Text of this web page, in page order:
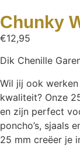
Chunky
€12,95
Dik Chenille
Wil jij ook
kwaliteit? Onze
en zijn perfect
poncho’s, sjaals
25 mm creëer je